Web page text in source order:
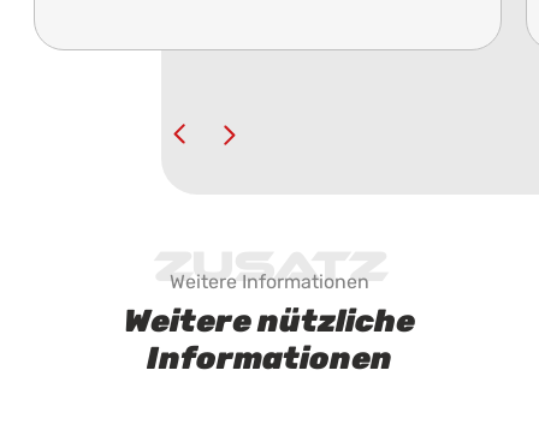
Zusatz
Weitere Informationen
Weitere nützliche
Informationen